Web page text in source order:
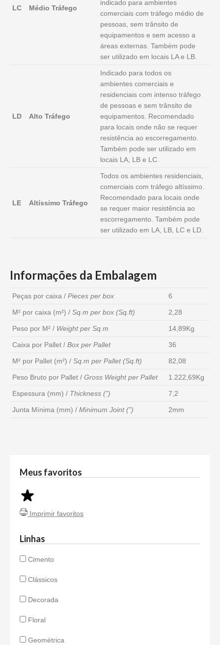
LC Médio Tráfego
indicado para ambientes
comerciais com tráfego médio de
pessoas, sem trânsito de
equipamentos e sem acesso a
áreas externas. Também pode
ser utilizado em locais LA e LB.
LD Alto Tráfego
Indicado para todos os
ambientes comerciais e
residenciais com intenso tráfego
de pessoas e sem trânsito de
equipamentos. Recomendado
para locais onde não se requer
resistência ao escorregamento.
Também pode ser utilizado em
locais LA, LB e LC.
LE Altíssimo Tráfego
Todos os ambientes residenciais,
comerciais com tráfego altíssimo.
Recomendado para locais onde
se requer maior resistência ao
escorregamento. Também pode
ser utilizado em LA, LB, LC e LD.
Informações da Embalagem
Peças por caixa / Pieces per box 6
M² por caixa (m²) / Sq.m per box (Sq.ft) 2,28
Peso por M² / Weight per Sq.m 14,89Kg
Caixa por Pallet / Box per Pallet 36
M² por Pallet (m²) / Sq.m per Pallet (Sq.ft) 82,08
Peso Bruto por Pallet / Gross Weight per Pallet 1.222,69Kg
Espessura (mm) / Thickness (”) 7,2
Junta Mínima (mm) / Minimum Joint (”) 2mm
Meus favoritos
Imprimir favoritos
Linhas
Cimento
Clássicos
Decorada
Floral
Geométrica